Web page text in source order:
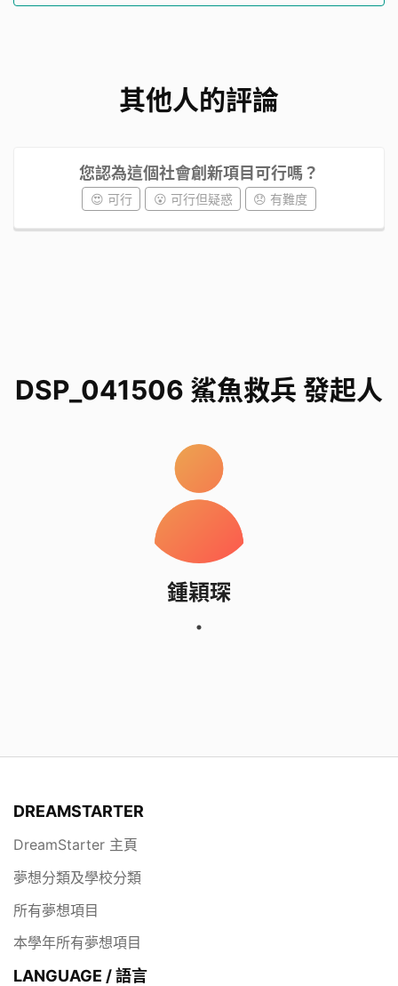
希望大家能支持我們實現夢
其他人的評論
您認為這個社會創新項目可行嗎？
😍 可行 😮 可行但疑惑 😞 有難度
DSP_041506 鯊魚救兵 發起人
鍾穎琛
DREAMSTARTER
DreamStarter 主頁
夢想分類及學校分類
所有夢想項目
本學年所有夢想項目
LANGUAGE / 語言